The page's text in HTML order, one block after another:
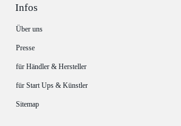
Infos
Über uns
Presse
für Händler & Hersteller
für Start Ups & Künstler
Sitemap